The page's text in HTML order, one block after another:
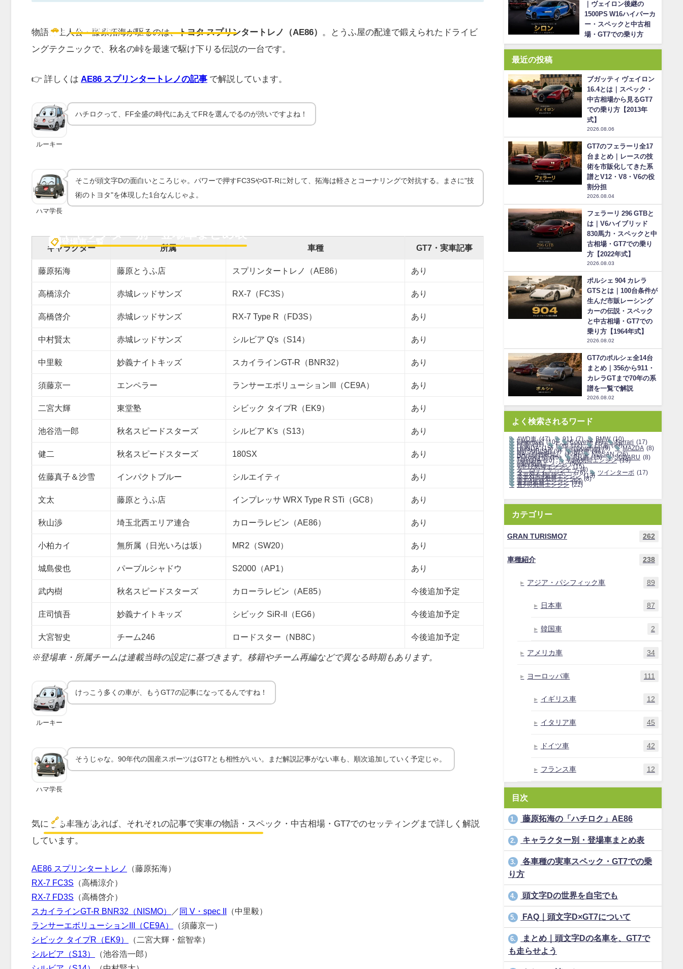
🚗 主人公の愛車
物語の主人公・藤原拓海が駆るのは、トヨタ スプリンタートレノ（AE86）
。とうふ屋の配達で鍛えられたドライビ
ングテクニックで、秋名の峠を最速で駆け下りる伝説の一台です。
👉 詳しくは AE86 スプリンタートレノの記事 で解説しています。
ルーキー
ハチロクって、FF全盛の時代にあえてFRを選んでるのが渋いですよね！
ハマ学長
そこが頭文字Dの面白いところじゃ。パワーで押すFC3SやGT-Rに対して、拓海は軽さとコーナリングで対抗する。まさに"技
術のトヨタ"を体現した1台なんじゃよ。
📋
キャラクター別・登場車まとめ表
キャラクター 所属 車種 GT7・実車記事
藤原拓海 藤原とうふ店 スプリンタートレノ（AE86） あり
高橋涼介 赤城レッドサンズ RX-7（FC3S） あり
高橋啓介 赤城レッドサンズ RX-7 Type R（FD3S） あり
中村賢太 赤城レッドサンズ シルビア Q's（S14） あり
中里毅 妙義ナイトキッズ スカイラインGT-R（BNR32） あり
須藤京一 エンペラー ランサーエボリューションIII（CE9A） あり
二宮大輝 東堂塾 シビック タイプR（EK9） あり
池谷浩一郎 秋名スピードスターズ シルビア K's（S13） あり
健二 秋名スピードスターズ 180SX あり
佐藤真子＆沙雪 インパクトブルー シルエイティ あり
文太 藤原とうふ店 インプレッサ WRX Type R STi（GC8） あり
秋山渉 埼玉北西エリア連合 カローラレビン（AE86） あり
小柏カイ 無所属（日光いろは坂） MR2（SW20） あり
城島俊也 パープルシャドウ S2000（AP1） あり
武内樹 秋名スピードスターズ カローラレビン（AE85） 今後追加予定
庄司慎吾 妙義ナイトキッズ シビック SiR-II（EG6） 今後追加予定
大宮智史 チーム246 ロードスター（NB8C） 今後追加予定
※登場車・所属チームは連載当時の設定に基づきます。移籍やチーム再編などで異なる時期もあります。
ルーキー
けっこう多くの車が、もうGT7の記事になってるんですね！
ハマ学長
そうじゃな。90年代の国産スポーツはGT7とも相性がいい。まだ解説記事がない車も、順次追加していく予定じゃ。
🔗 詳しく知る
方
気になる車種があれば、それぞれの記事で実車の物語・スペック・中古相場・GT7でのセッティングまで詳しく解説
しています。
AE86 スプリンタートレノ
（藤原拓海）
RX-7 FC3S （高橋涼介）
RX-7 FD3S （高橋啓介）
スカイラインGT-R BNR32（NISMO）
／ 同 V・spec II
（中里毅）
ランサーエボリューションIII（CE9A）
（須藤京一）
シビック タイプR（EK9）
（二宮大輝・舘智幸）
シルビア（S13）
（池谷浩一郎）
｜ヴェイロン後継の
1500PS W16ハイパーカ
ー・スペックと中古相
場・GT7での乗り方
最近の投稿
ブガッティ ヴェイロン
16.4とは｜スペック・
中古相場から見るGT7
での乗り方【2013年
式】
2026.08.06
GT7のフェラーリ全17
台まとめ｜レースの技
術を市販化してきた系
譜とV12・V8・V6の役
割分担
2026.08.04
フェラーリ 296 GTBと
は｜V6ハイブリッド
830馬力・スペックと中
古相場・GT7での乗り
方【2022年式】
2026.08.03
ポルシェ 904 カレラ
GTSとは｜100台条件が
生んだ市販レーシング
カーの伝説・スペック
と中古相場・GT7での
乗り方【1964年式】
2026.08.02
GT7のポルシェ全14台
まとめ｜356から911・
カレラGTまで70年の系
譜を一覧で解説
2026.08.02
よく検索されるワード
4WD車 (47) 911 (7) BMW (10)
Chevrolet (10) Corvette (7) Ferrari (17)
FF車 (31) Ford (12) FR車 (99)
HONDA (15) Lamborghini (9) MAZDA (8)
MITSUBISHI (9) MR車 (44)
NA（自然吸気） (129) NISSAN (26)
PORSCHE (15) RR車 (15) SUBARU (8)
TOYOTA (20) V型6気筒エンジン (19)
V型8気筒エンジン (50)
V型12気筒エンジン (15)
スーパーチャージャー (8)
ターボチャージャー (76) ツインターボ (17)
水平対向4気筒エンジン (13)
水平対向6気筒エンジン (8)
直列4気筒エンジン (53)
直列6気筒エンジン (22)
カテゴリー
GRAN TURISMO7 262
車種紹介 238
アジア・パシフィック車 89
日本車 87
韓国車 2
アメリカ車 34
ヨーロッパ車 111
イギリス車 12
イタリア車 45
ドイツ車 42
フランス車 12
目次
1. 藤原拓海の「ハチロク」AE86
2. キャラクター別・登場車まとめ表
3.
各車種の実車スペック・GT7での乗
り方
4. 頭文字Dの世界を自宅でも
5. FAQ｜頭文字D×GT7について
6.
まとめ｜頭文字Dの名車を、GT7で
も走らせよう